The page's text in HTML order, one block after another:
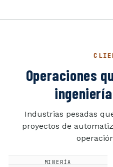
Operaciones
ingeniería
Industrias pesadas
proyectos de
MINERÍA